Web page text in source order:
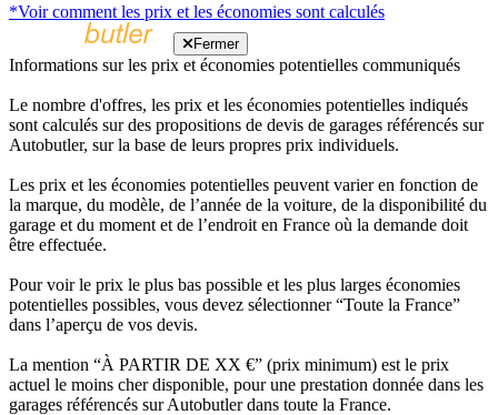
*Voir comment les prix et les économies sont calculés
Fermer
Informations sur les prix et économies potentielles communiqués
Le nombre d'offres, les prix et les économies potentielles indiqués
sont calculés sur des propositions de devis de garages référencés sur
Autobutler, sur la base de leurs propres prix individuels.
Les prix et les économies potentielles peuvent varier en fonction de
la marque, du modèle, de l’année de la voiture, de la disponibilité du
garage et du moment et de l’endroit en France où la demande doit
être effectuée.
Pour voir le prix le plus bas possible et les plus larges économies
potentielles possibles, vous devez sélectionner “Toute la France”
dans l’aperçu de vos devis.
La mention “À PARTIR DE XX €” (prix minimum) est le prix
actuel le moins cher disponible, pour une prestation donnée dans les
garages référencés sur Autobutler dans toute la France.